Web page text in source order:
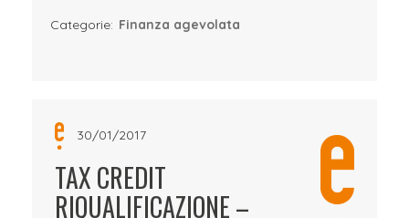
Categorie: Finanza agevolata
30/01/2017
TAX CREDIT
RIQUALIFICAZIONE –